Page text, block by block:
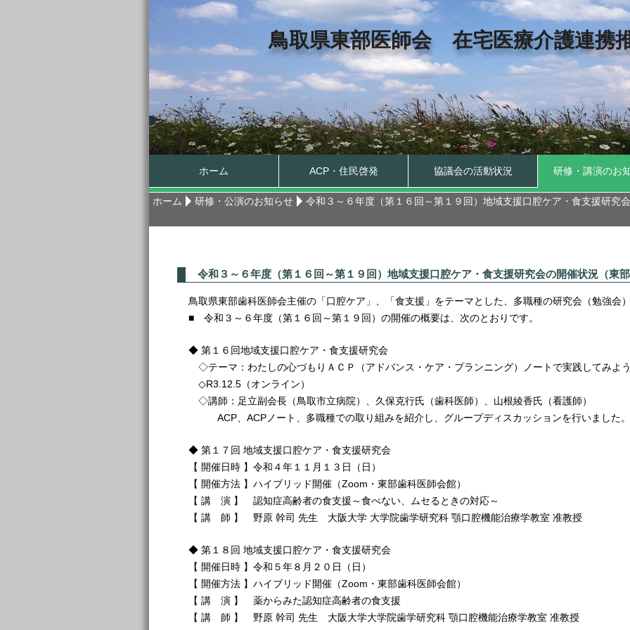
鳥取県東部医師会 在宅医療介護連携
ホーム ACP・住民啓発 協議会の活動状況 研修・講演のお
ホーム 研修・公演のお知らせ 令和３～６年度（第１６回～第１９回）地域支援口腔ケア・食支援研究
令和３～６年度（第１６回～第１９回）地域支援口腔ケア・食支援研究会の開催状況（東
鳥取県東部歯科医師会主催の「口腔ケア」、「食支援」をテーマとした、多職種の研究会（勉強会
■ 令和３～６年度（第１６回～第１９回）の開催の概要は、次のとおりです。
◆ 第１６回地域支援口腔ケア・食支援研究会
◇テーマ：わたしの心づもりＡＣＰ（アドバンス・ケア・プランニング）ノートで実践してみよ
◇R3.12.5（オンライン）
◇講師：足立副会長（鳥取市立病院）、久保克行氏（歯科医師）、山根綾香氏（看護師）
ACP、ACPノート、多職種での取り組みを紹介し、グループディスカッションを行いました。
◆ 第１７回 地域支援口腔ケア・食支援研究会
【 開催日時 】令和４年１１月１３日（日）
【 開催方法 】ハイブリッド開催（Zoom・東部歯科医師会館）
【 講 演 】 認知症高齢者の食支援～食べない、ムセるときの対応～
【 講 師 】 野原 幹司 先生 大阪大学 大学院歯学研究科 顎口腔機能治療学教室 准教授
◆ 第１８回 地域支援口腔ケア・食支援研究会
【 開催日時 】令和５年８月２０日（日）
【 開催方法 】ハイブリッド開催（Zoom・東部歯科医師会館）
【 講 演 】 薬からみた認知症高齢者の食支援
【 講 師 】 野原 幹司 先生 大阪大学大学院歯学研究科 顎口腔機能治療学教室 准教授